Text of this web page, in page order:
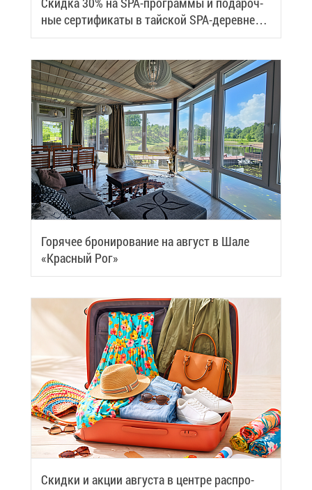
ные сер­ти­фи­ка­ты в тай­ской SPA-де­ревне
Samui
Го­ря­чее бро­ни­ро­ва­ние на ав­густ в Ша­ле
«Крас­ный Рог»
Скид­ки и ак­ции ав­гу­ста в цен­тре рас­про­